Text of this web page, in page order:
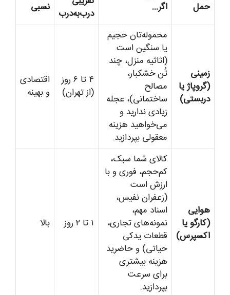
حمل
اگر…
درب‌به‌درب
نسبی
زمینی
(گروپاژ یا
دربستی)
محموله‌تان حجیم
یا سنگین است
(اثاثیه منزل، چند
تُن خشکبار،
مصالح
ساختمانی)، عجله
زیادی ندارید و
می‌خواهید هزینه
معقولی بپردازید.
۴ تا ۶ روز
(از تهران)
اقتصادی
و بهینه
هوایی
(کارگو یا
اکسپرس)
کالای شما سبک،
کم‌حجم، فوری و با
ارزش است
(زعفران نفیس،
اسناد مهم،
نمونه‌های تجاری،
قطعات یدکی
حیاتی) و حاضرید
هزینه بیشتری
برای سرعت
بپردازید.
۱ تا ۲ روز بالا